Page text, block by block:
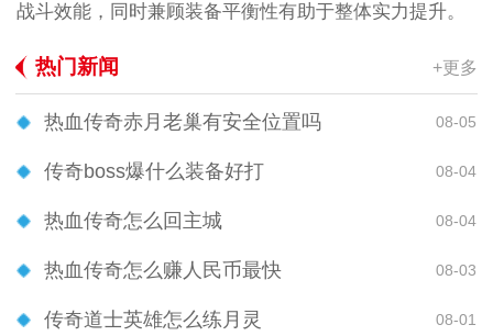
战斗效能，同时兼顾装备平衡性有助于整体实力提升。
热门新闻 +更多
热血传奇赤月老巢有安全位置吗 08-05
传奇boss爆什么装备好打 08-04
热血传奇怎么回主城 08-04
热血传奇怎么赚人民币最快 08-03
传奇道士英雄怎么练月灵 08-01